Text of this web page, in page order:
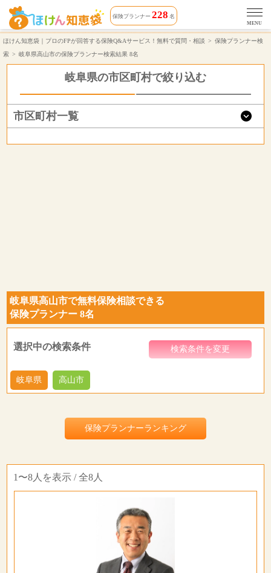
岐阜県高山市で無料保険相談できる保険プランナー 8名 | ほけん知恵袋
保険プランナー 228 名
MENU
ほけん知恵袋｜プロのFPが回答する保険Q&Aサービス！無料で質問・相談
保険プランナー検
索
岐阜県高山市の保険プランナー検索結果 8名
岐阜県の市区町村で絞り込む
市区町村一覧
岐阜県高山市で無料保険相談できる
保険プランナー 8名
選択中の検索条件 検索条件を変更
岐阜県 高山市
保険プランナーランキング
1〜8人を表示 / 全8人